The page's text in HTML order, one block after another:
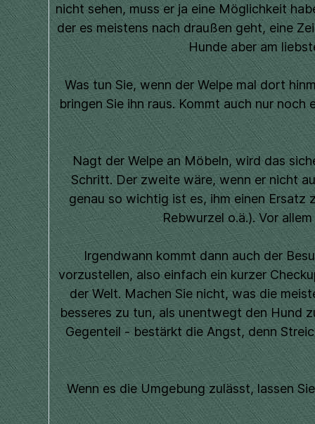
nicht sehen, muss er ja eine Möglichkeit
der es meistens nach draußen geht, eine
Hunde aber am
Was tun Sie, wenn der Welpe mal dort
bringen Sie ihn raus. Kommt auch nur
Nagt der Welpe an Möbeln, wird das
Schritt. Der zweite wäre, wenn er nicht
genau so wichtig ist es, ihm einen Ersatz
Rebwurzel o.ä.). Vor
Irgendwann kommt dann auch der
vorzustellen, also einfach ein kurzer
der Welt. Machen Sie nicht, was die
besseres zu tun, als unentwegt den Hund
Gegenteil - bestärkt die Angst, denn
Wenn es die Umgebung zulässt, lassen